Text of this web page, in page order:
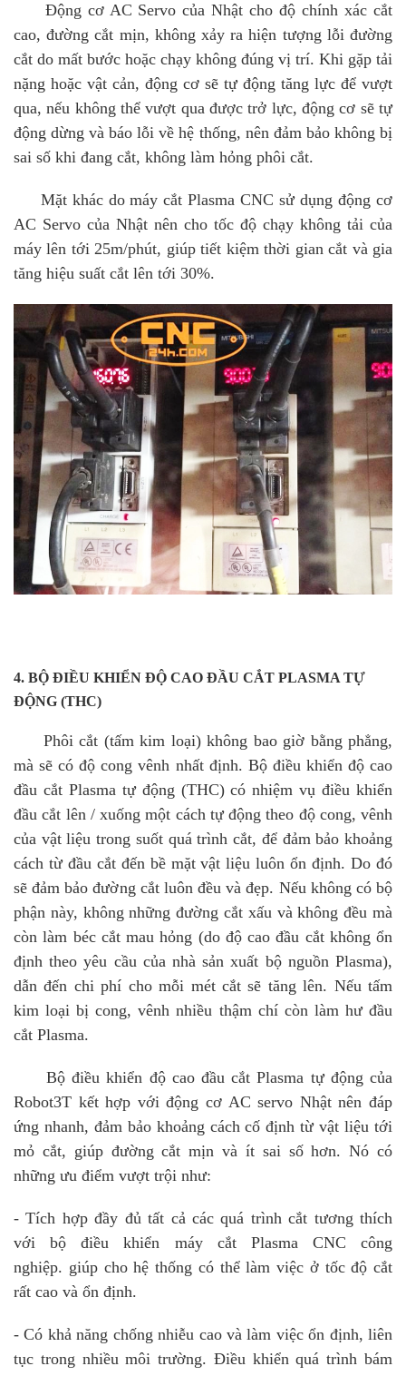
Động cơ AC Servo của Nhật cho độ chính xác cắt
cao, đường cắt mịn, không xảy ra hiện tượng lỗi đường
cắt do mất bước hoặc chạy không đúng vị trí. Khi gặp tải
nặng hoặc vật cản, động cơ sẽ tự động tăng lực để vượt
qua, nếu không thể vượt qua được trở lực, động cơ sẽ tự
động dừng và báo lỗi về hệ thống, nên đảm bảo không bị
sai số khi đang cắt, không làm hỏng phôi cắt.
Mặt khác do máy cắt Plasma CNC sử dụng động cơ
AC Servo của Nhật nên cho tốc độ chạy không tải của
máy lên tới 25m/phút, giúp tiết kiệm thời gian cắt và gia
tăng hiệu suất cắt lên tới 30%.
4. BỘ ĐIỀU KHIỂN ĐỘ CAO ĐẦU CẮT PLASMA TỰ
ĐỘNG (THC)
Phôi cắt (tấm kim loại) không bao giờ bằng phẳng,
mà sẽ có độ cong vênh nhất định. Bộ điều khiển độ cao
đầu cắt Plasma tự động (THC) có nhiệm vụ điều khiển
đầu cắt lên / xuống một cách tự động theo độ cong, vênh
của vật liệu trong suốt quá trình cắt, để đảm bảo khoảng
cách từ đầu cắt đến bề mặt vật liệu luôn ổn định. Do đó
sẽ đảm bảo đường cắt luôn đều và đẹp. Nếu không có bộ
phận này, không những đường cắt xấu và không đều mà
còn làm béc cắt mau hỏng (do độ cao đầu cắt không ổn
định theo yêu cầu của nhà sản xuất bộ nguồn Plasma),
dẫn đến chi phí cho mỗi mét cắt sẽ tăng lên. Nếu tấm
kim loại bị cong, vênh nhiều thậm chí còn làm hư đầu
cắt Plasma.
Bộ điều khiển độ cao đầu cắt Plasma tự động của
Robot3T kết hợp với động cơ AC servo Nhật nên đáp
ứng nhanh, đảm bảo khoảng cách cố định từ vật liệu tới
mỏ cắt, giúp đường cắt mịn và ít sai số hơn. Nó có
những ưu điểm vượt trội như:
- Tích hợp đầy đủ tất cả các quá trình cắt tương thích
với bộ điều khiển máy cắt Plasma CNC công
nghiệp. giúp cho hệ thống có thể làm việc ở tốc độ cắt
rất cao và ổn định.
- Có khả năng chống nhiễu cao và làm việc ổn định, liên
tục trong nhiều môi trường. Điều khiển quá trình bám